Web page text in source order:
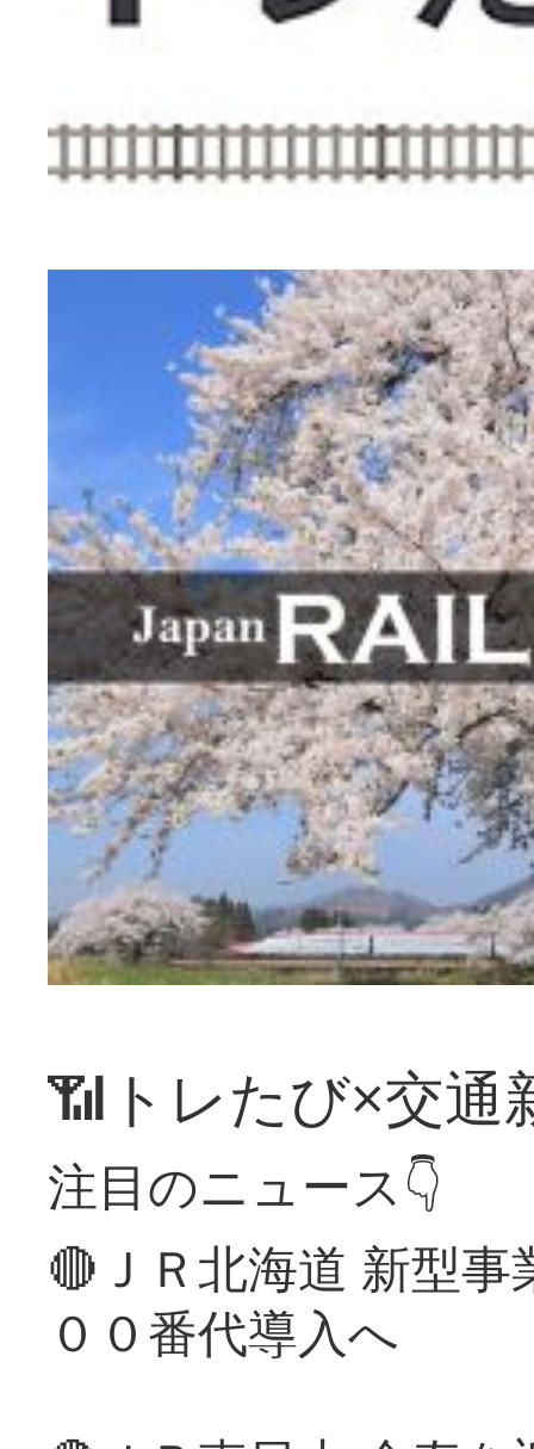
📶トレたび×交通
注目のニュース👇
🔴ＪＲ北海道 新型
００番代導入へ